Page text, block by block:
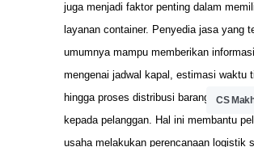
juga menjadi faktor penting dalam
layanan container. Penyedia jasa yang
umumnya mampu memberikan
mengenai jadwal kapal, estimasi waktu
hingga proses distribusi barang secara
kepada pelanggan. Hal ini membantu
usaha melakukan perencanaan logistik
CS